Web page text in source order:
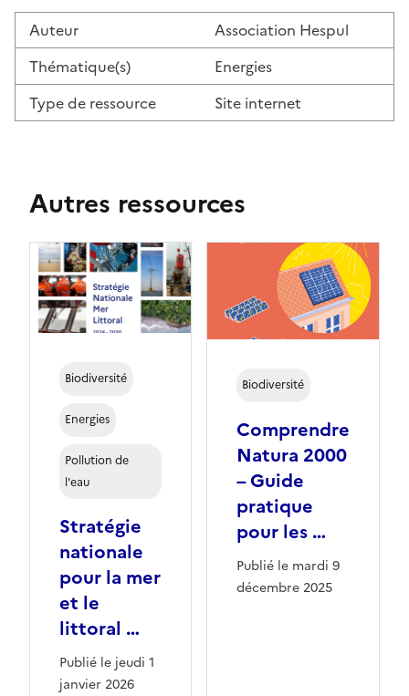
Auteur
Association Hespul
Thématique(s)
Energies
Type de ressource
Site internet
Autres ressources
Stratégie
nationale
pour la mer
et le
littoral …
Publié le jeudi 1
janvier 2026
Biodiversité
Energies
Pollution de
l'eau
Comprendre
Natura 2000
– Guide
pratique
pour les …
Publié le mardi 9
décembre 2025
Biodiversité